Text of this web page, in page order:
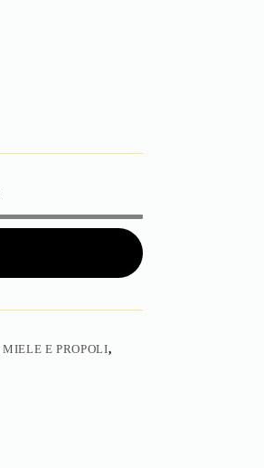
MIELE E PROPOLI,